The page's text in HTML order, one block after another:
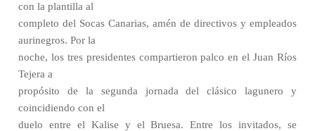
con la plantilla al
completo del Socas Canarias, amén de directivos y empleados
aurinegros. Por la
noche, los tres presidentes compartieron palco en el Juan Ríos
Tejera a
propósito de la segunda jornada del clásico lagunero y
coincidiendo con el
duelo entre el Kalise y el Bruesa. Entre los invitados, se